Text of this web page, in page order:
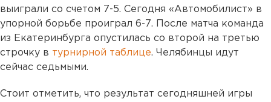
выиграли со счетом 7-5. Сегодня «Автомобилист» в
упорной борьбе проиграл 6-7. После матча команда
из Екатеринбурга опустилась со второй на третью
строчку в турнирной таблице. Челябинцы идут
сейчас седьмыми.
Стоит отметить, что результат сегодняшней игры